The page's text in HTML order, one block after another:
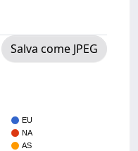
Salva come JPEG
EU
NA
AS